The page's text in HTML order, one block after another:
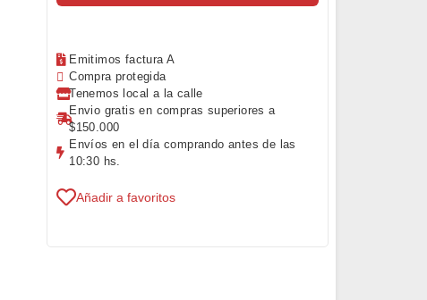
Emitimos factura A
Compra protegida
Tenemos local a la calle
Envio gratis en compras superiores a
$150.000
Envíos en el día comprando antes de las
10:30 hs.
Añadir a favoritos